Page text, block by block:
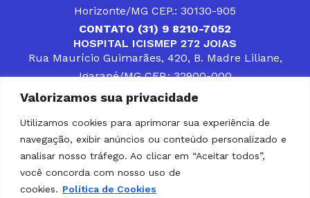
Valorizamos sua privacidade
Utilizamos cookies para aprimorar sua experiência de
navegação, exibir anúncios ou conteúdo personalizado e
analisar nosso tráfego. Ao clicar em “Aceitar todos”,
você concorda com nosso uso de
cookies. Política de Cookies
Horizonte/MG CEP.: 30130-905
CONTATO (31) 9 8210-7052
HOSPITAL ICISMEP 272 JOIAS
Rua Maurício Guimarães, 420, B. Madre Liliane,
Igarapé/MG CEP.: 32900-000
CONTATOS (31) 3512-4400 ou (31) 9 8309-8660
DESENVOLVER SOLUÇÕES, AÇÕES E SERVIÇOS
PÚBLICOS QUE COMPLEMENTEM A ASSISTÊNCIA À
POPULAÇÃO DA REGIÃO EM QUE ATUA, SENDO
PARCEIRO DOS MUNICÍPIOS CONSORCIADOS NA
SOLUÇÃO DE DIFICULDADES ENFRENTADAS POR
GESTORES MUNICIPAIS, É O COMPROMISSO DO
ICISMEP.
Home Institucional Municípios